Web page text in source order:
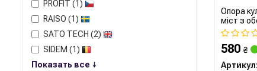
PROFIT (1)
RAISO (1)
SATO TECH (2)
SIDEM (1)
Показать все ↓
Опора
міст з
580 ₴
Артикул: